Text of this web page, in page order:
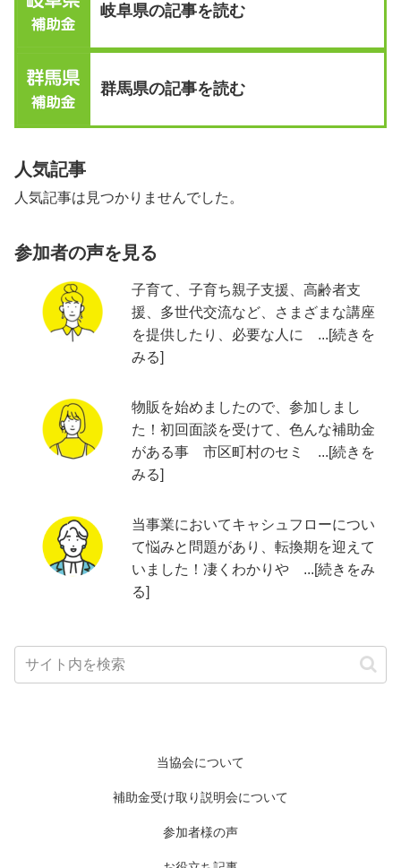
岐阜県の記事を読む
群馬県の記事を読む
人気記事
人気記事は見つかりませんでした。
参加者の声を見る
子育て、子育ち親子支援、高齢者支
援、多世代交流など、さまざまな講座
を提供したり、必要な人に ...[続きを
みる]
物販を始めましたので、参加しまし
た！初回面談を受けて、色んな補助金
がある事 市区町村のセミ ...[続きを
みる]
当事業においてキャシュフローについ
て悩みと問題があり、転換期を迎えて
いました！凄くわかりや ...[続きをみ
る]
当協会について
補助金受け取り説明会について
参加者様の声